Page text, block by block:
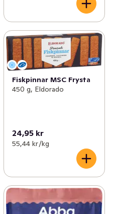
Fiskpinnar MSC Frysta
450 g, Eldorado
24,95 kr
55,44 kr /kg